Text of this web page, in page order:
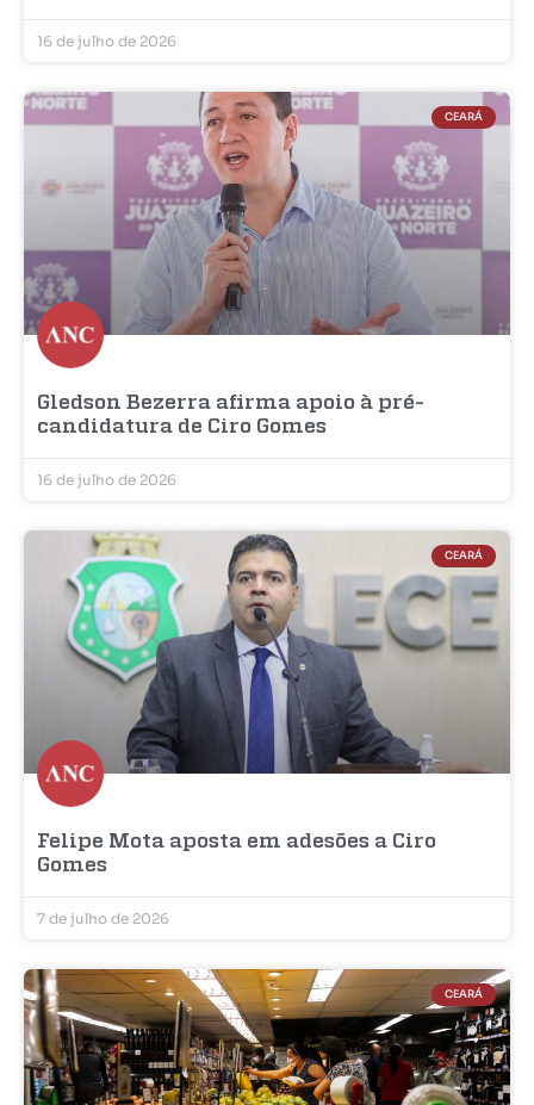
16 de julho de 2026
CEARÁ
Gledson Bezerra afirma apoio à pré-
candidatura de Ciro Gomes
16 de julho de 2026
CEARÁ
Felipe Mota aposta em adesões a Ciro
Gomes
7 de julho de 2026
CEARÁ